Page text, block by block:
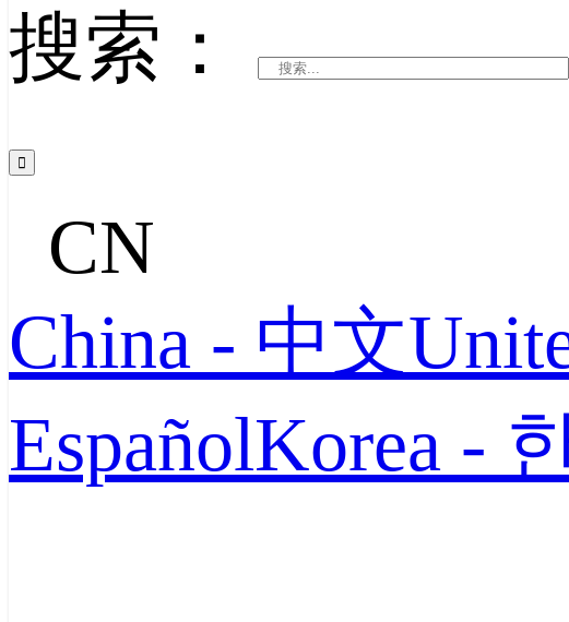
搜索：
CN
China - 中文
EspañolKorea -